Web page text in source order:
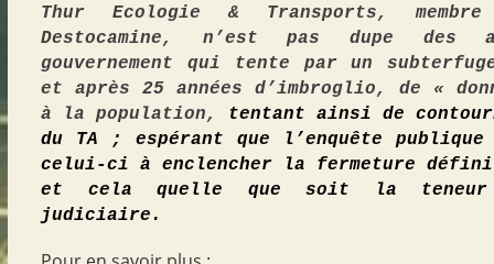
Thur Ecologie & Transports,
Destocamine,
n’est pas dupe
des
gouvernement qui tente par un
et après 25 années d’imbroglio, de «
à la population,
tentant ainsi de
du TA ; espérant que l’enquête
celui-ci à enclencher la fermeture
et cela quel le que soit
la
judiciaire.